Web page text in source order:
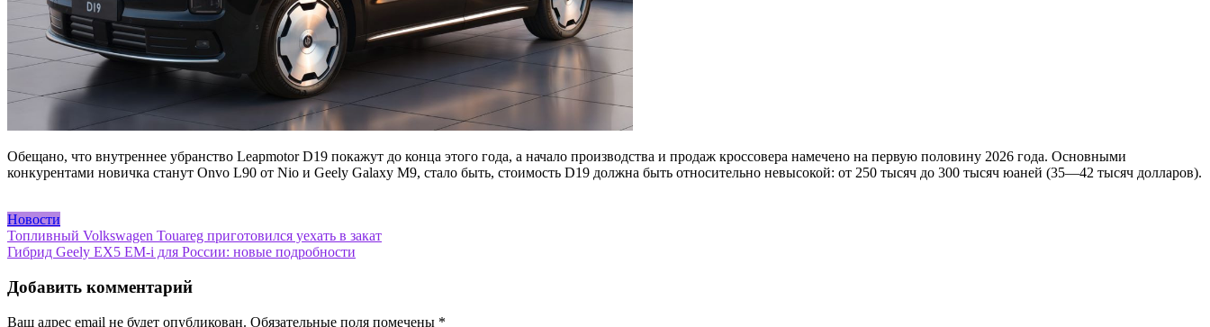
Обещано, что внутреннее убранство Leapmotor D19 покажут до конца этого года, а начало производства и продаж кроссовера намечено на первую половину 2026 года. Основными
конкурентами новичка станут Onvo L90 от Nio и Geely Galaxy M9, стало быть, стоимость D19 должна быть относительно невысокой: от 250 тысяч до 300 тысяч юаней (35—42 тысяч долларов).
Новости
Навигация
по
записям
Топливный Volkswagen Touareg приготовился уехать в закат
Гибрид Geely EX5 EM-i для России: новые подробности
Добавить комментарий
Ваш адрес email не будет опубликован. Обязательные поля помечены *